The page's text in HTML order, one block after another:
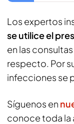
Los expertos
se utilice el
en las
respecto. Por
infecciones se
Síguenos en
conoce toda la